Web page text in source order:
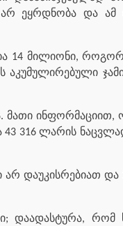
ეყრდნობა და ამ
14 მილიონი,
აკუმულირებული
მათი ინფორმაციით,
316 ლარის
არ დაუკისრებიათ
დაადასტურა,